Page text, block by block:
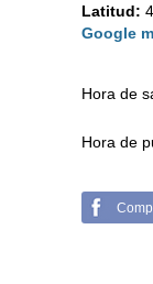
Latitud:
Google
Hora de
Hora de